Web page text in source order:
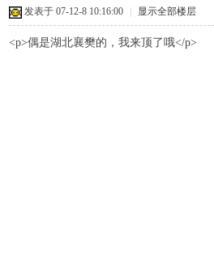
发表于 07-12-8 10:16:00 显示全部楼层
<p>偶是湖北襄樊的，我来顶了哦</p>